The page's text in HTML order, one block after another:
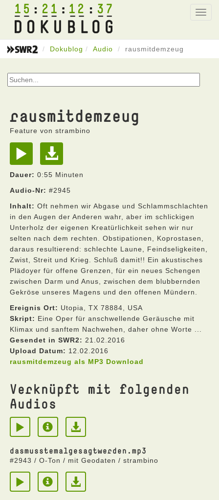
15 21 12 37
Dokublog Audio rausmitdemzeug
rausmitdemzeug
Feature von strambino
Dauer: 0:55 Minuten
Audio-Nr: #2945
Inhalt: Oft nehmen wir Abgase und Schlammschlachten
in den Augen der Anderen wahr, aber im schlickigen
Unterholz der eigenen Kreatürlichkeit sehen wir nur
selten nach dem rechten. Obstipationen, Koprostasen,
daraus resultierend: schlechte Laune, Feindseligkeiten,
Zwist, Streit und Krieg. Schluß damit!! Ein akustisches
Plädoyer für offene Grenzen, für ein neues Schengen
zwischen Darm und Anus, zwischen dem blubbernden
Gekröse unseres Magens und den offenen Mündern.
Ereignis Ort: Utopia, TX 78884, USA
Skript: Eine Oper für anschwellende Geräusche mit
Klimax und sanftem Nachwehen, daher ohne Worte ...
Gesendet in SWR2: 21.02.2016
Upload Datum: 12.02.2016
rausmitdemzeug als MP3 Download
Verknüpft mit folgenden
Audios
dasmusstemalgesagtwerden.mp3
#2943 / O-Ton / mit Geodaten / strambino